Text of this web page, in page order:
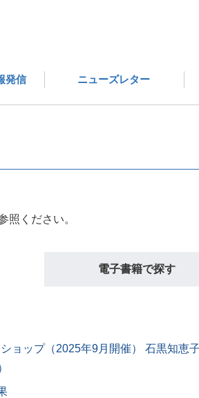
発信 ニューズレター
照ください。
電子書籍で探す
ョップ（2025年9月開催） 石黒知恵